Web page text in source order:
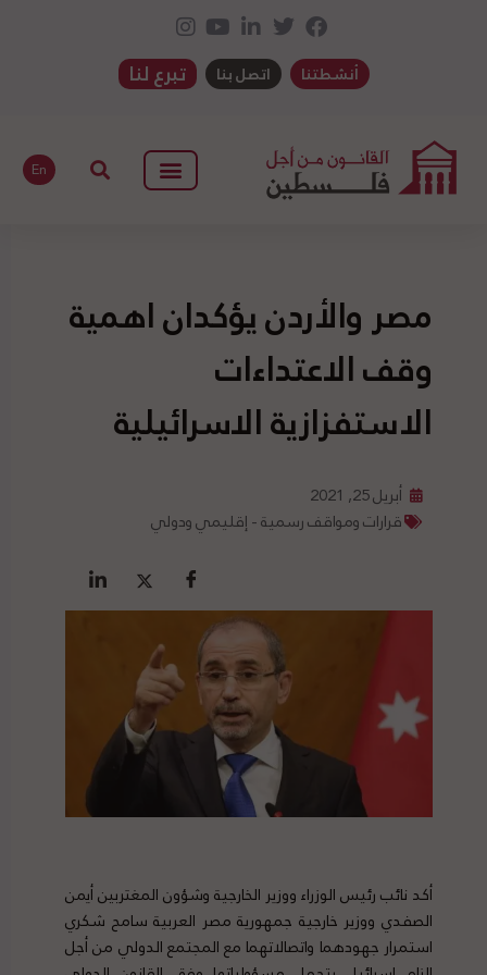
أنشطتنا اتصل بنا تبرع لنا
En
مصر والأردن يؤكدان اهمية
وقف الاعتداءات
الاستفزازية الاسرائيلية
أبريل 25, 2021
قرارات ومواقف رسمية - إقليمي ودولي
أكد نائب رئيس الوزراء ووزير الخارجية وشؤون المغتربين أيمن
الصفدي ووزير خارجية جمهورية مصر العربية سامح شكري
استمرار جهودهما واتصالاتهما مع المجتمع الدولي من أجل